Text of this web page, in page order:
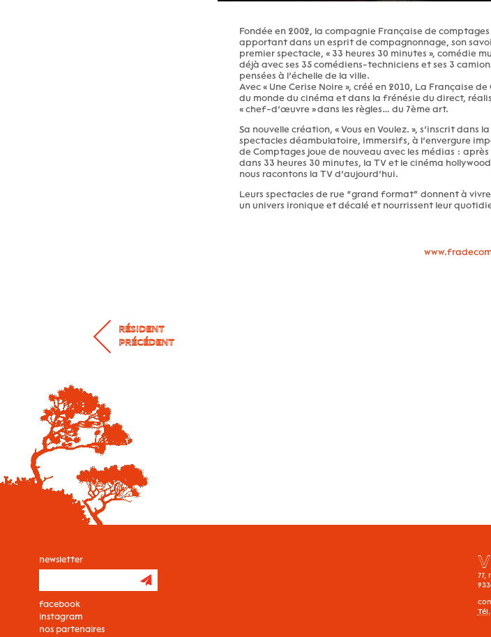
Fondée en 2002, la compagnie Française de
apportant dans un esprit de compagnonnage, son
premier spectacle, « 33 heures 30 minutes », comédie
déjà avec ses 35 comédiens-techniciens et ses 3
pensées à l’échelle de la ville.
Avec « Une Cerise Noire », créé en 2010, La Française
du monde du cinéma et dans la frénésie du direct,
« chef-d’œuvre » dans les règles… du 7ème art.
Sa nouvelle création, « Vous en Voulez. », s’inscrit
spectacles déambulatoire, immersifs, à l’envergure
de Comptages joue de nouveau avec les médias :
dans 33 heures 30 minutes, la TV et le cinéma
nous racontons la TV d’aujourd’hui.
Leurs spectacles de rue “grand format” donnent à
un univers ironique et décalé et nourrissent leur
RÉSIDENT
PRÉCÉDENT
newsletter
facebook
instagram
nos partenaires
77,
Tél.